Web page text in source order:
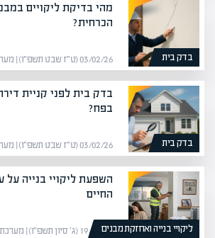
בדק בית
מהי בדיקת ליקויים
הכרחית?
03/02/26 (ט״ז שבט תשפ״ו) | מערכת אפיק
בדק בית
בדק בית לפני קניית
בפח?
03/02/26 (ט״ז שבט תשפ״ו) | מערכת אפיק
ליקויי בנייה ואחזקת מבנים
השפעת ליקויי בנייה על
החיים
19/05/26 (ג׳ סיון תשפ״ו) | מערכת אפיק